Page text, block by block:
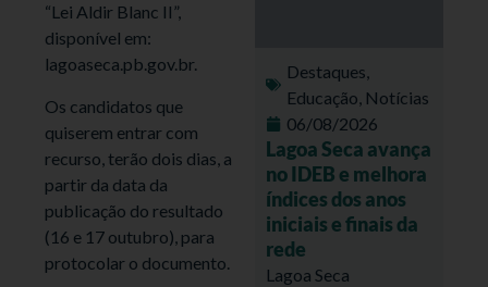
“Lei Aldir Blanc II”,
disponível em:
lagoaseca.pb.gov.br.
Os candidatos que
quiserem entrar com
recurso, terão dois dias, a
partir da data da
publicação do resultado
(16 e 17 outubro), para
protocolar o documento.
Destaques,
Educação, Notícias
06/08/2026
Lagoa Seca avança
no IDEB e melhora
índices dos anos
iniciais e finais da
rede
Lagoa Seca